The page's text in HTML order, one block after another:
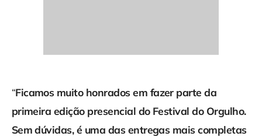
“Ficamos muito honrados em fazer parte da
primeira edição presencial do Festival do Orgulho.
Sem dúvidas, é uma das entregas mais completas